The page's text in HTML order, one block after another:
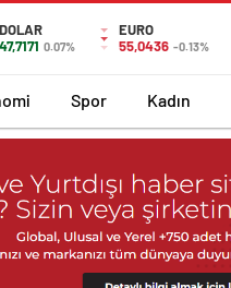
DOLAR
47,7171 0.07%
EURO
55,0436 -0.13%
Spor Kadın